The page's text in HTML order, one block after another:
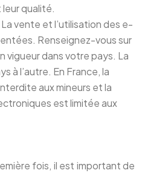
qualité.
La vente et l’utilisation des e-
Renseignez-vous sur
vigueur dans votre pays. La
à l’autre. En France, la
aux mineurs et la
est limitée aux
fois, il est important de